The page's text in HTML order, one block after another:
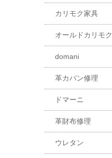
カリモク家具
オールドカリモク
domani
革カバン修理
ドマーニ
革財布修理
ウレタン